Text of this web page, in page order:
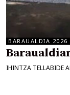
BARAUALDIA 2026
IHINTZA TELLABIDE